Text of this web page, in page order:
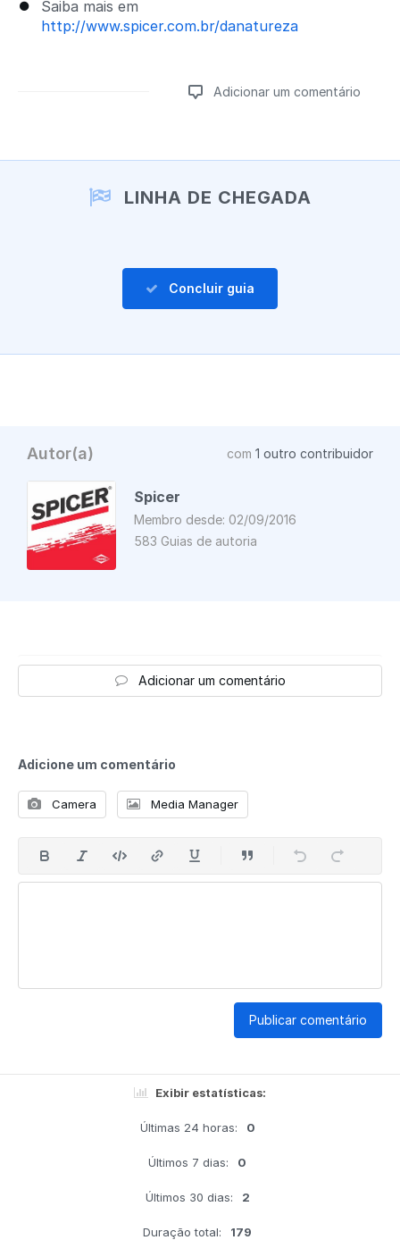
Saiba mais em
http://www.spicer.com.br/danatureza
Adicionar um comentário
LINHA DE CHEGADA
Concluir guia
Autor(a) com 1 outro contribuidor
Spicer
Membro desde: 02/09/2016
583 Guias de autoria
Adicionar um comentário
Adicione um comentário
Camera Media Manager
Publicar comentário
Exibir estatísticas:
Últimas 24 horas: 0
Últimos 7 dias: 0
Últimos 30 dias: 2
Duração total: 179